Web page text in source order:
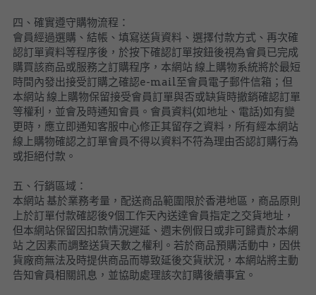
四、確實遵守購物流程：
會員經過選購、結帳、填寫送貨資料、選擇付款方式、再次確
認訂單資料等程序後，於按下確認訂單按鈕後視為會員已完成
購買該商品或服務之訂購程序，本網站 線上購物系統將於最短
時間內發出接受訂購之確認e-mail至會員電子郵件信箱；但
本網站 線上購物保留接受會員訂單與否或缺貨時撤銷確認訂單
等權利，並會及時通知會員。會員資料(如地址、電話)如有變
更時，應立即通知客服中心修正其留存之資料，所有經本網站
線上購物確認之訂單會員不得以資料不符為理由否認訂購行為
或拒絕付款。
五、行銷區域：
本網站 基於業務考量，配送商品範圍限於香港地區，商品原則
上於訂單付款確認後9個工作天內送達會員指定之交貨地址，
但本網站保留因扣款情況遲延、週末例假日或非可歸責於本網
站 之因素而調整送貨天數之權利。若於商品預購活動中，因供
貨廠商無法及時提供商品而導致延後交貨狀況，本網站將主動
告知會員相關訊息，並協助處理該次訂購後續事宜。